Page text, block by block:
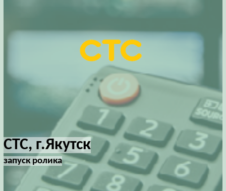
СТС, г.Якутск
запуск ролика